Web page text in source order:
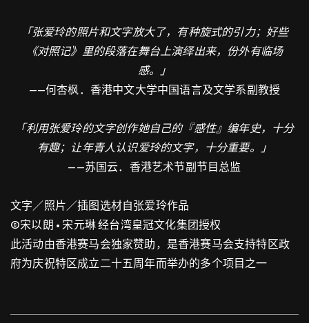
「张爱玲的照片和文字放大了，有种旋式的引力；好些
《对照记》里的段落在舞台上演绎出来，份外有临场
感。」
——何杏枫．香港中文大学中国语言及文学系副教授
「利用张爱玲的文字创作她自己的『感性』编年史，十分
有趣；让年青人认识爱玲的文字，十分重要。」
——苏国云．香港艺术节副节目总监
文字／照片／插图选材自张爱玲作品
©宋以朗 • 宋元琳 经台湾皇冠文化集团授权
此活动由香港赛马会独家赞助，是香港赛马会支持特区政
府为庆祝特区成立二十五周年而举办的多个项目之一